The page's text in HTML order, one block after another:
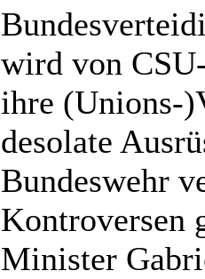
wird von
ihre (Unions-
desolate
Bundeswehr
Kontroversen
Minister